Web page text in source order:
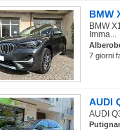
BMW
BMW
Imma...
7 giorni
AUDI
AUDI